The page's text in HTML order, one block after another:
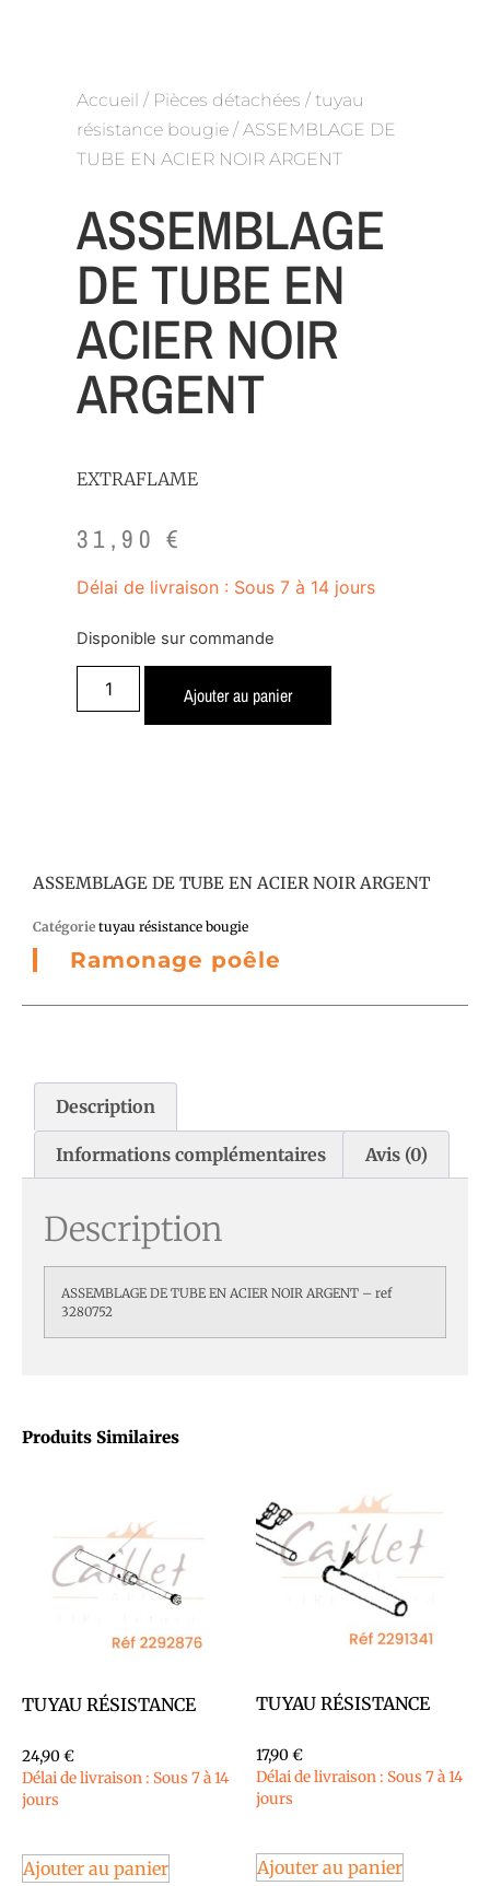
Accueil / Pièces détachées / tuyau
résistance bougie / ASSEMBLAGE DE
TUBE EN ACIER NOIR ARGENT
ASSEMBLAGE
DE TUBE EN
ACIER NOIR
ARGENT
EXTRAFLAME
31,90€
Délai de livraison : Sous 7 à 14 jours
Disponible sur commande
Ajouter au panier
ASSEMBLAGE DE TUBE EN ACIER NOIR ARGENT
Catégorie tuyau résistance bougie
Ramonage poêle
Description
Informations complémentaires Avis (0)
Description
ASSEMBLAGE DE TUBE EN ACIER NOIR ARGENT – ref
3280752
Produits Similaires
TUYAU RÉSISTANCE
24,90€
Délai de livraison : Sous 7 à 14
jours
Ajouter au panier
TUYAU RÉSISTANCE
17,90€
Délai de livraison : Sous 7 à 14
jours
Ajouter au panier